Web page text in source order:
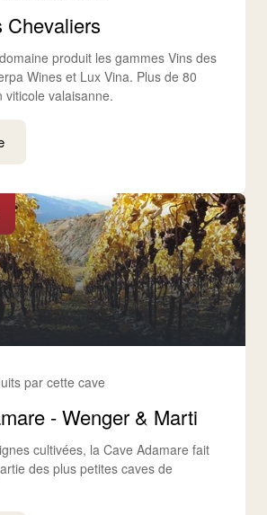
Chevaliers
produit les gammes Vins des
Wines et Lux Vina. Plus de 80
viticole valaisanne.
par cette cave
- Wenger & Marti
cultivées, la Cave Adamare fait
des plus petites caves de